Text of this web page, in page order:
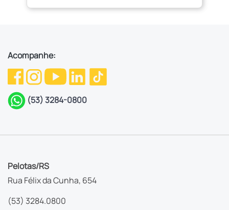
Acompanhe:
(53) 3284-0800
Pelotas/RS
Rua Félix da Cunha, 654
(53) 3284.0800